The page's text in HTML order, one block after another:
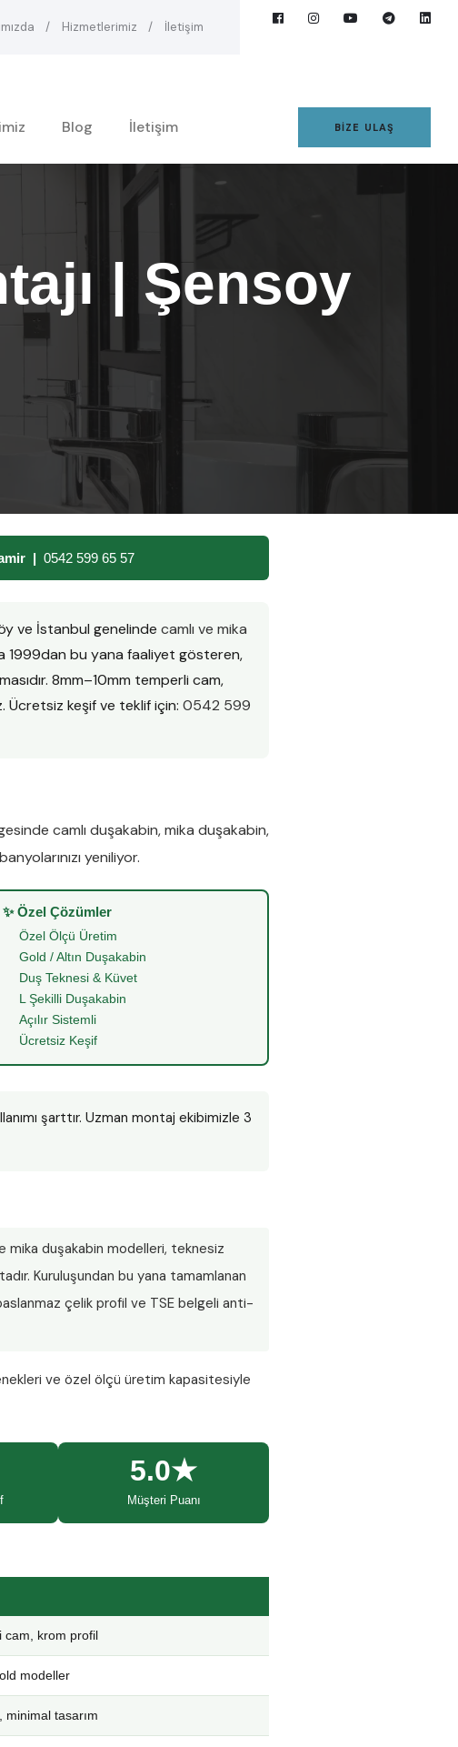
Hizmetlerimiz İletişim
Blog İletişim BIZE ULAŞ
| Şensoy
| 0542 599 65 57
ve İstanbul genelinde camlı ve mika
1999dan bu yana faaliyet gösteren,
8mm–10mm temperli cam,
Ücretsiz keşif ve teklif için: 0542 599
camlı duşakabin,mika duşakabin,
yeniliyor.
✨ Özel Çözümler
Özel Ölçü Üretim
Gold / Altın Duşakabin
Duş Teknesi & Küvet
L Şekilli Duşakabin
Açılır Sistemli
Ücretsiz Keşif
şarttır. Uzman montaj ekibimizle 3
mika duşakabin modelleri, teknesiz
Kuruluşundan bu yana tamamlanan
çelik profil ve TSE belgeli anti-
ve özel ölçü üretim kapasitesiyle
5.0★
Müşteri Puanı
cam, krom profil
modeller
tasarım